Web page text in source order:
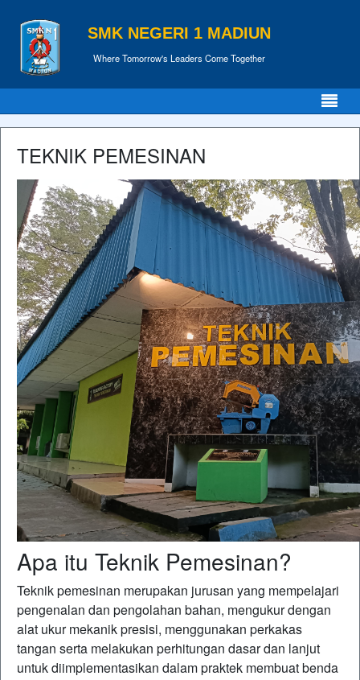
SMK NEGERI 1 MADIUN
Where Tomorrow's Leaders Come Together
TEKNIK PEMESINAN
Apa itu Teknik Pemesinan?
Teknik pemesinan merupakan jurusan yang mempelajari
pengenalan dan pengolahan bahan, mengukur dengan
alat ukur mekanik presisi, menggunakan perkakas
tangan serta melakukan perhitungan dasar dan lanjut
untuk diimplementasikan dalam praktek membuat benda